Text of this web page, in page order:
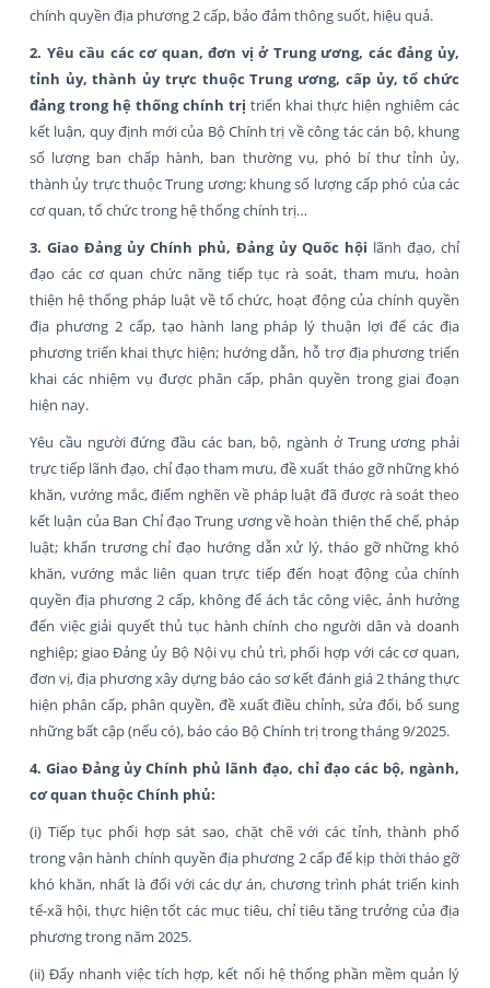
chính quyền địa phương 2 cấp, bảo đảm thông suốt, hiệu quả.
2. Yêu cầu các cơ quan, đơn vị ở Trung ương, các đảng ủy,
tỉnh ủy, thành ủy trực thuộc Trung ương, cấp ủy, tổ chức
đảng trong hệ thống chính trị triển khai thực hiện nghiêm các
kết luận, quy định mới của Bộ Chính trị về công tác cán bộ, khung
số lượng ban chấp hành, ban thường vụ, phó bí thư tỉnh ủy,
thành ủy trực thuộc Trung ương; khung số lượng cấp phó của các
cơ quan, tổ chức trong hệ thống chính trị…
3. Giao Đảng ủy Chính phủ, Đảng ủy Quốc hội lãnh đạo, chỉ
đạo các cơ quan chức năng tiếp tục rà soát, tham mưu, hoàn
thiện hệ thống pháp luật về tổ chức, hoạt động của chính quyền
địa phương 2 cấp, tạo hành lang pháp lý thuận lợi để các địa
phương triển khai thực hiện; hướng dẫn, hỗ trợ địa phương triển
khai các nhiệm vụ được phân cấp, phân quyền trong giai đoạn
hiện nay.
Yêu cầu người đứng đầu các ban, bộ, ngành ở Trung ương phải
trực tiếp lãnh đạo, chỉ đạo tham mưu, đề xuất tháo gỡ những khó
khăn, vướng mắc, điểm nghẽn về pháp luật đã được rà soát theo
kết luận của Ban Chỉ đạo Trung ương về hoàn thiện thể chế, pháp
luật; khẩn trương chỉ đạo hướng dẫn xử lý, tháo gỡ những khó
khăn, vướng mắc liên quan trực tiếp đến hoạt động của chính
quyền địa phương 2 cấp, không để ách tắc công việc, ảnh hưởng
đến việc giải quyết thủ tục hành chính cho người dân và doanh
nghiệp; giao Đảng ủy Bộ Nội vụ chủ trì, phối hợp với các cơ quan,
đơn vị, địa phương xây dựng báo cáo sơ kết đánh giá 2 tháng thực
hiện phân cấp, phân quyền, đề xuất điều chỉnh, sửa đổi, bổ sung
những bất cập (nếu có), báo cáo Bộ Chính trị trong tháng 9/2025.
4. Giao Đảng ủy Chính phủ lãnh đạo, chỉ đạo các bộ, ngành,
cơ quan thuộc Chính phủ:
(i) Tiếp tục phối hợp sát sao, chặt chẽ với các tỉnh, thành phố
trong vận hành chính quyền địa phương 2 cấp để kịp thời tháo gỡ
khó khăn, nhất là đối với các dự án, chương trình phát triển kinh
tế-xã hội, thực hiện tốt các mục tiêu, chỉ tiêu tăng trưởng của địa
phương trong năm 2025.
(ii) Đẩy nhanh việc tích hợp, kết nối hệ thống phần mềm quản lý